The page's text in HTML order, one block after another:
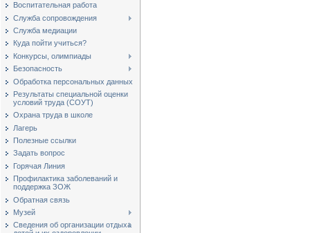
Воспитательная работа
Служба сопровождения
Служба медиации
Куда пойти учиться?
Конкурсы, олимпиады
Безопасность
Обработка персональных данных
Результаты специальной оценки
условий труда (СОУТ)
Охрана труда в школе
Лагерь
Полезные ссылки
Задать вопрос
Горячая Линия
Профилактика заболеваний и
поддержка ЗОЖ
Обратная связь
Музей
Сведения об организации отдыха